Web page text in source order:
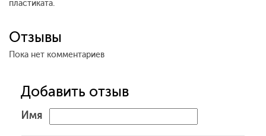
пластиката.
Отзывы
Пока нет комментариев
Добавить отзыв
Имя